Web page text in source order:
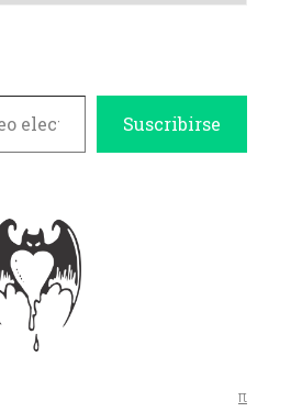
Suscribirse
π